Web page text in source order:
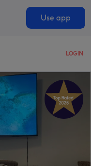
Use app
LOGIN